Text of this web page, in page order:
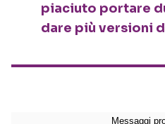
piaciuto portare
dare più versioni